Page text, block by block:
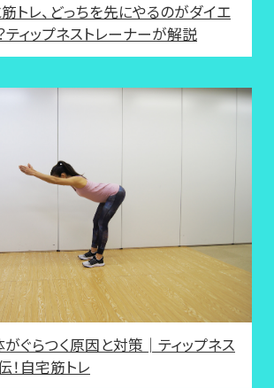
トレ、どっちを先にやるのがダイエ
ティップネストレーナーが解説
がぐらつく原因と対策│ティップネス
！自宅筋トレ